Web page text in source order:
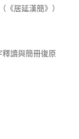
居延漢簡》）
讀與簡冊復原